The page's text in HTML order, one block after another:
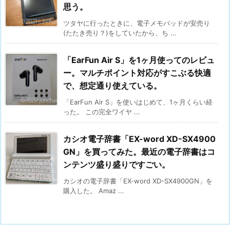
思う。
ツタヤに行ったときに、電子メモパッドが安売り
(たたき売り？)をしていたから、ち ...
「EarFun Air S」を1ヶ月使ってのレビュ
ー。マルチポイント対応がすこぶる快適
で、想定通り使えている。
「EarFun Air S」を使いはじめて、1ヶ月くらい経
った。 この完全ワイヤ ...
カシオ電子辞書「EX-word XD-SX4900
GN」を買ってみた。最近の電子辞書はコ
ンテンツ盛り盛りですごい。
カシオの電子辞書「EX-word XD-SX4900GN」を
購入した。 Amaz ...